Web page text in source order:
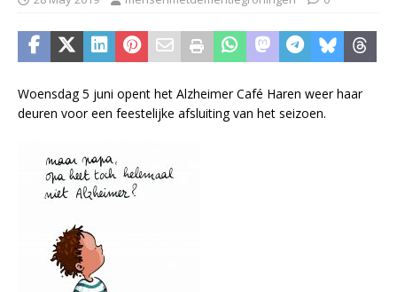
Woensdag 5 juni opent het Alzheimer Café Haren weer haar
deuren voor een feestelijke afsluiting van het seizoen.